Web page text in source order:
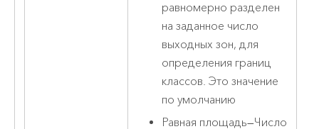
равномерно разделен
на заданное число
выходных зон, для
определения границ
классов. Это значение
по умолчанию
Равная площадь—Число